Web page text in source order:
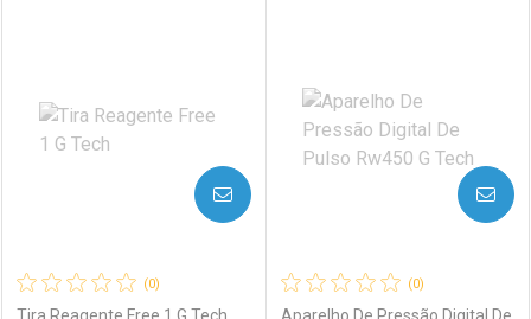
Laboratório
Por Menos
(0)
AVISE-ME
(0)
AVISE-ME